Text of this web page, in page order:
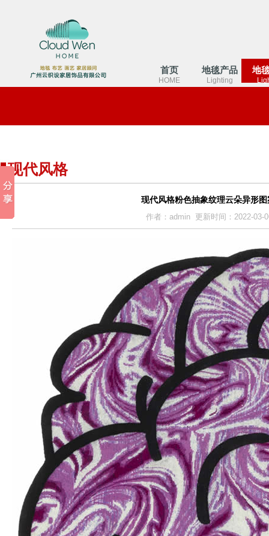
首页
HOME
地毯产品
Lighting
地
现代风格
现代风格粉色抽象纹理云朵异形
作者：admin 更新时间：2022-03-